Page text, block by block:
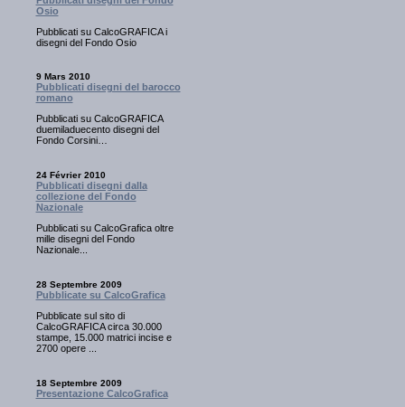
Osio
Pubblicati su CalcoGRAFICA i
disegni del Fondo Osio
9 Mars 2010
Pubblicati disegni del barocco
romano
Pubblicati su CalcoGRAFICA
duemiladuecento disegni del
Fondo Corsini…
24 Février 2010
Pubblicati disegni dalla
collezione del Fondo
Nazionale
Pubblicati su CalcoGrafica oltre
mille disegni del Fondo
Nazionale...
28 Septembre 2009
Pubblicate su CalcoGrafica
Pubblicate sul sito di
CalcoGRAFICA circa 30.000
stampe, 15.000 matrici incise e
2700 opere ...
18 Septembre 2009
Presentazione CalcoGrafica